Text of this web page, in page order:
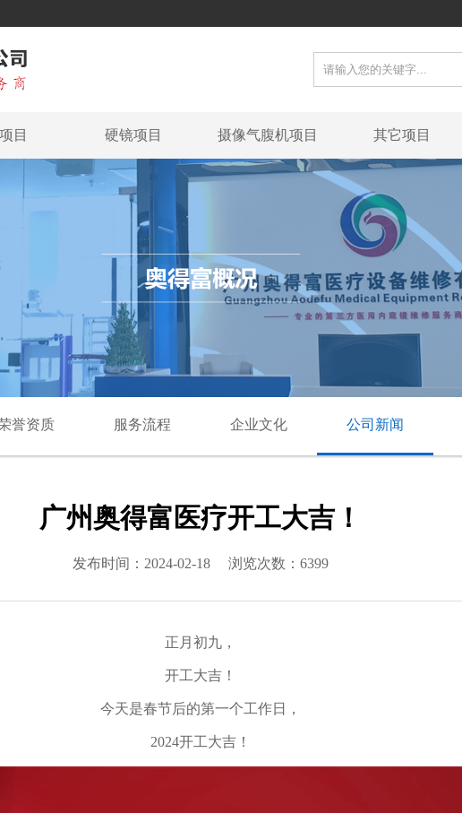
目 硬镜项目 摄像气腹机项目 其它项目
誉资质 服务流程 企业文化 公司新闻
广州奥得富医疗开工大吉！
发布时间：2024-02-18 浏览次数：6399
正月初九，
开工大吉！
今天是春节后的第一个工作日，
2024开工大吉！